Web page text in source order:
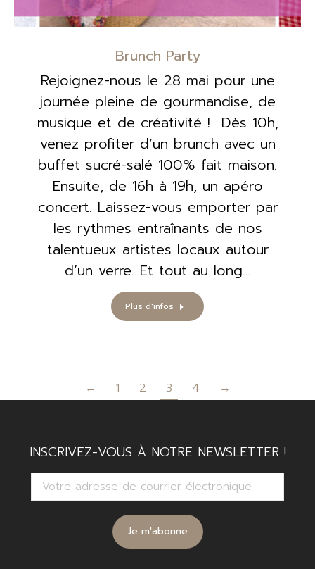
Brunch Party
Rejoignez-nous le 28 mai pour une
journée pleine de gourmandise, de
musique et de créativité ! Dès 10h,
venez profiter d’un brunch avec un
buffet sucré-salé 100% fait maison.
Ensuite, de 16h à 19h, un apéro
concert. Laissez-vous emporter par
les rythmes entraînants de nos
talentueux artistes locaux autour
d’un verre. Et tout au long…
Plus d'infos
← 1 2 3 4 →
INSCRIVEZ-VOUS À NOTRE NEWSLETTER !